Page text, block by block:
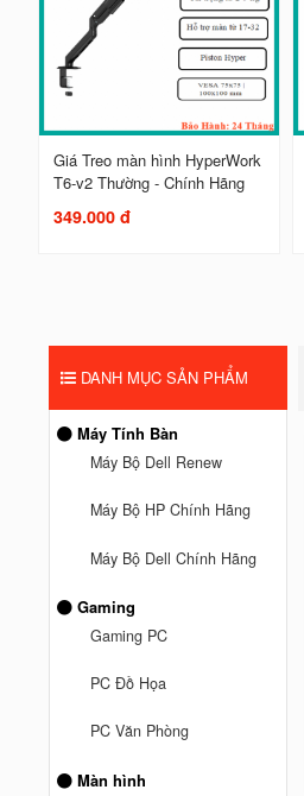
Giá Treo màn hình HyperWork
T6-v2 Thường - Chính Hãng
349.000 đ
DANH MỤC SẢN PHẨM
Máy Tính Bàn
Máy Bộ Dell Renew
Máy Bộ HP Chính Hãng
Máy Bộ Dell Chính Hãng
Gaming
Gaming PC
PC Đồ Họa
PC Văn Phòng
Màn hình